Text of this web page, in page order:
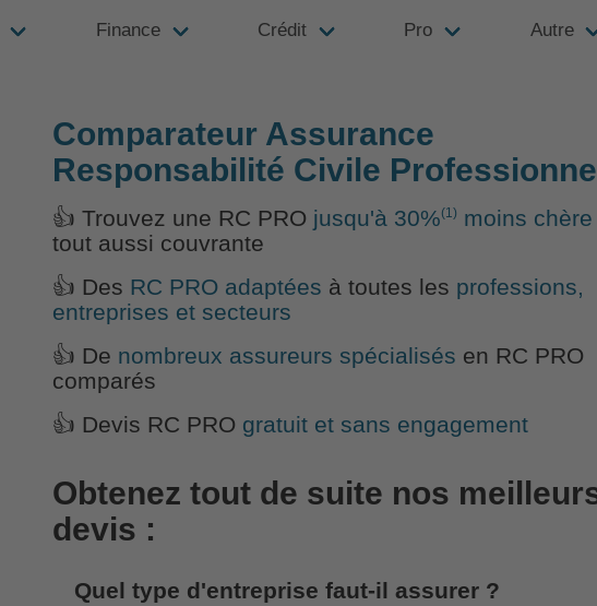
Finance Crédit Pro Autre
Comparateur Assurance
Responsabilité Civile
👍 Trouvez une RC PRO jusqu'à 30%(1) moins chère
tout aussi couvrante
👍 Des RC PRO adaptées à toutes les professions,
entreprises et secteurs
👍 De nombreux assureurs spécialisés en RC PRO
comparés
👍 Devis RC PRO gratuit et sans engagement
Obtenez tout de suite nos
devis :
Quel type d'entreprise faut-il assurer ?